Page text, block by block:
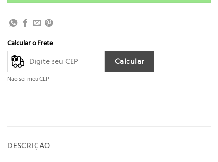
Calcular o Frete
Calcular
Não sei meu CEP
DESCRIÇÃO